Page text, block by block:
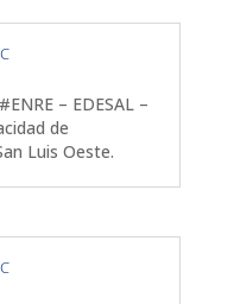
– EDESAL –
de
Luis Oeste.